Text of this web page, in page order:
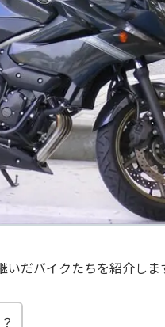
だバイクたちを紹介しま